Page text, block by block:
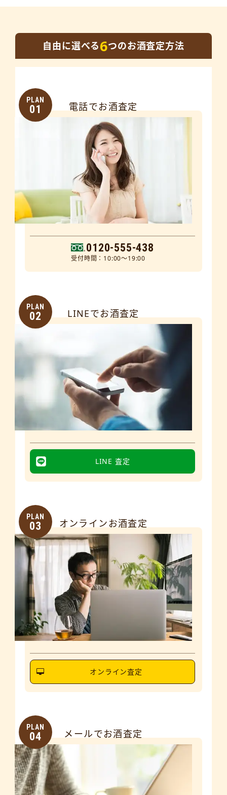
自由に選べる6つのお酒査定方法
PLAN
01 電話でお酒査定
0120-555-438
受付時間：10:00～19:00
PLAN
02 LINEでお酒査定
LINE 査定
PLAN
03 オンラインお酒査定
オンライン査定
PLAN
04 メールでお酒査定